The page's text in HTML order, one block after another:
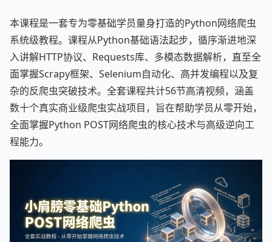
本课程是一套专为零基础学员量身打造的Python网络爬虫
系统级教程。课程从Python基础语法起步，循序渐进地深
入讲解HTTP协议、Requests库、多模态数据解析，直至全
面掌握Scrapy框架、Selenium自动化、高并发编程以及复
杂的反爬虫突破技术。全套课程共计56节高清视频，涵盖
数十个真实商业级爬虫实战项目，旨在帮助学员从零开始，
全面掌握Python POST网络爬虫的核心技术与高级逆向工
程能力。